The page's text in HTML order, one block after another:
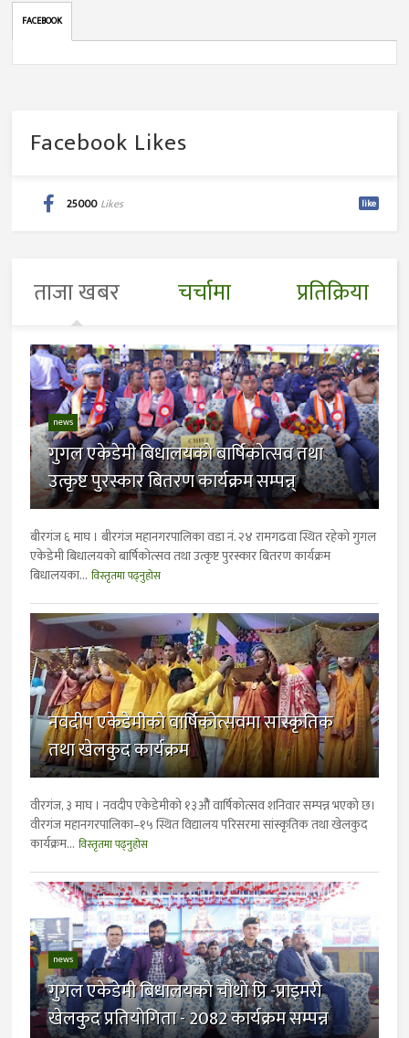
FACEBOOK
Facebook Likes
25000 Likes like
ताजा खबर चर्चामा प्रतिक्रिया
news
गुगल एकेडेमी बिधालयकाे बार्षिकाेत्सव तथा
उत्कृष्ट पुरस्कार बितरण कार्यक्रम सम्पन्न्
बीरगंज ६ माघ । बीरगंज महानगरपालिका वडा नं. २४ रामगढवा स्थित रहेकाे गुगल
एकेडेमी बिधालयकाे बार्षिकाेत्सव तथा उत्कृष्ट पुरस्कार बितरण कार्यक्रम
बिधालयका... विस्तृतमा पढ्नुहोस
नवदीप एकेडेमीको वार्षिकोत्सवमा सांस्कृतिक
तथा खेलकुद कार्यक्रम
वीरगंज, ३ माघ । नवदीप एकेडेमीको १३औैं वार्षिकोत्सव शनिवार सम्पन्न भएको छ।
वीरगंज महानगरपालिका–१५ स्थित विद्यालय परिसरमा सांस्कृतिक तथा खेलकुद
कार्यक्रम... विस्तृतमा पढ्नुहोस
news
गुगल एकेडेमी बिधालयकाे चाैथाे प्रि -प्राइमरी
खेलकुद प्रतियाेगिता - 2082 कार्यक्रम सम्पन्न